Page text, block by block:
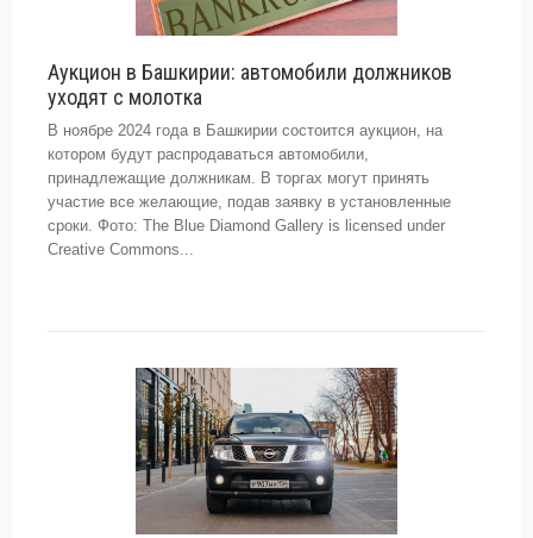
Аукцион в Башкирии: автомобили должников
уходят с молотка
В ноябре 2024 года в Башкирии состоится аукцион, на
котором будут распродаваться автомобили,
принадлежащие должникам. В торгах могут принять
участие все желающие, подав заявку в установленные
сроки. Фото: The Blue Diamond Gallery is licensed under
Creative Commons...